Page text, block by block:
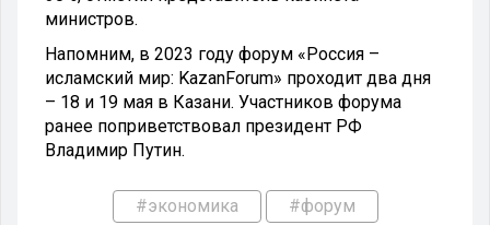
министров.
Напомним, в 2023 году форум «Россия –
исламский мир: KazanForum» проходит два дня
– 18 и 19 мая в Казани. Участников форума
ранее поприветствовал президент РФ
Владимир Путин.
#экономика #форум